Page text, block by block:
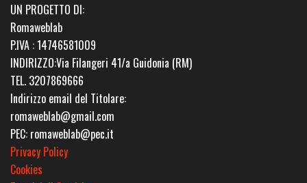
UN PROGETTO DI:
Romaweblab
P.IVA : 14746581009
INDIRIZZO:Via Filangeri 41/a Guidonia (RM)
TEL. 3207869666
Indirizzo email del Titolare:
romaweblab@gmail.com
PEC: romaweblab@pec.it
Privacy Policy
Cookies